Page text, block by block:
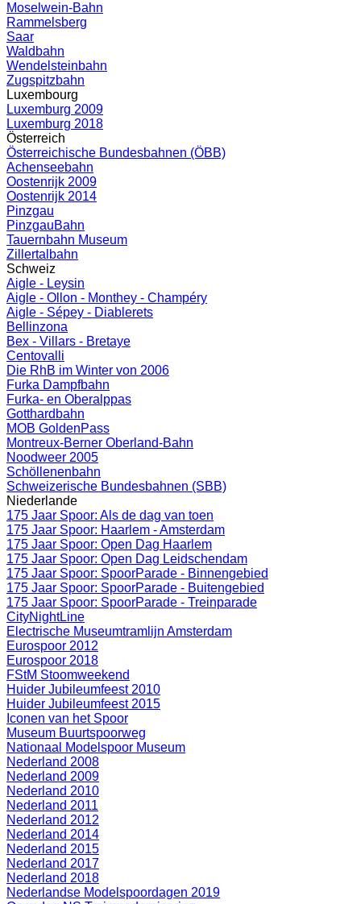
Moselwein-Bahn
Rammelsberg
Saar
Waldbahn
Wendelsteinbahn
Zugspitzbahn
Luxembourg
Luxemburg 2009
Luxemburg 2018
Österreich
Österreichische Bundesbahnen (ÖBB)
Achenseebahn
Oostenrijk 2009
Oostenrijk 2014
Pinzgau
PinzgauBahn
Tauernbahn Museum
Zillertalbahn
Schweiz
Aigle - Leysin
Aigle - Ollon - Monthey - Champéry
Aigle - Sépey - Diablerets
Bellinzona
Bex - Villars - Bretaye
Centovalli
Die RhB im Winter von 2006
Furka Dampfbahn
Furka- en Oberalppas
Gotthardbahn
MOB GoldenPass
Montreux-Berner Oberland-Bahn
Noodweer 2005
Schöllenenbahn
Schweizerische Bundesbahnen (SBB)
Niederlande
175 Jaar Spoor: Als de dag van toen
175 Jaar Spoor: Haarlem - Amsterdam
175 Jaar Spoor: Open Dag Haarlem
175 Jaar Spoor: Open Dag Leidschendam
175 Jaar Spoor: SpoorParade - Binnengebied
175 Jaar Spoor: SpoorParade - Buitengebied
175 Jaar Spoor: SpoorParade - Treinparade
CityNightLine
Electrische Museumtramlijn Amsterdam
Eurospoor 2012
Eurospoor 2018
FStM Stoomweekend
Huider Jubileumfeest 2010
Huider Jubileumfeest 2015
Iconen van het Spoor
Museum Buurtspoorweg
Nationaal Modelspoor Museum
Nederland 2008
Nederland 2009
Nederland 2010
Nederland 2011
Nederland 2012
Nederland 2014
Nederland 2015
Nederland 2017
Nederland 2018
Nederlandse Modelspoordagen 2019